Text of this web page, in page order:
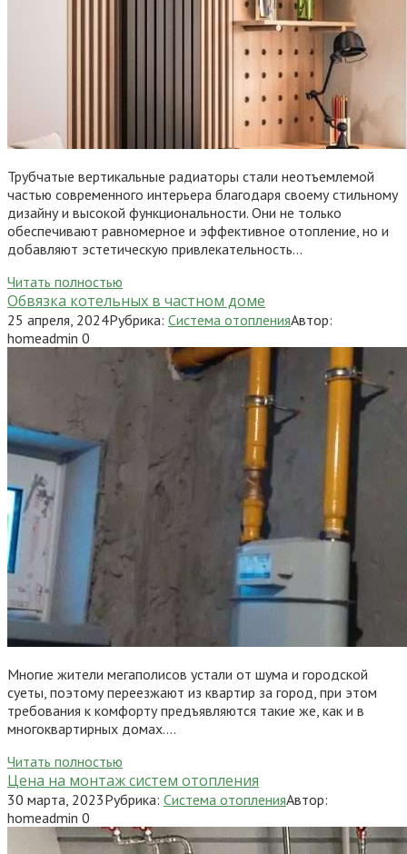
Трубчатые вертикальные радиаторы стали неотъемлемой
частью современного интерьера благодаря своему стильному
дизайну и высокой функциональности. Они не только
обеспечивают равномерное и эффективное отопление, но и
добавляют эстетическую привлекательность…
Читать полностью
Обвязка котельных в частном доме
25 апреля, 2024Рубрика: Система отопленияАвтор:
homeadmin 0
Многие жители мегаполисов устали от шума и городской
суеты, поэтому переезжают из квартир за город, при этом
требования к комфорту предъявляются такие же, как и в
многоквартирных домах….
Читать полностью
Цена на монтаж систем отопления
30 марта, 2023Рубрика: Система отопленияАвтор:
homeadmin 0